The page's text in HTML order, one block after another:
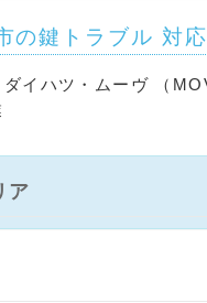
の鍵トラブル 対
ダイハツ・ムーヴ （
ア